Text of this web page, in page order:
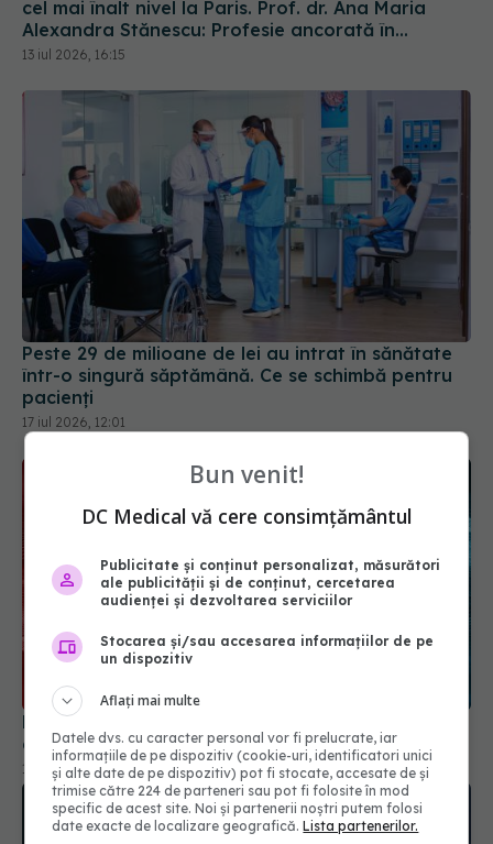
cel mai înalt nivel la Paris. Prof. dr. Ana Maria
Alexandra Stănescu: Profesie ancorată în
comunitate
13 iul 2026, 16:15
Peste 29 de milioane de lei au intrat în sănătate
într-o singură săptămână. Ce se schimbă pentru
pacienți
17 iul 2026, 12:01
Medicii din Cluj au realizat o premieră în tratarea
aritmiilor cardiace
15 iul 2026, 19:37
Bun venit!
DC Medical vă cere consimțământul
Publicitate și conținut personalizat, măsurători
ale publicității și de conținut, cercetarea
audienței și dezvoltarea serviciilor
Stocarea și/sau accesarea informațiilor de pe
un dispozitiv
Aflați mai multe
Datele dvs. cu caracter personal vor fi prelucrate, iar
informațiile de pe dispozitiv (cookie-uri, identificatori unici
și alte date de pe dispozitiv) pot fi stocate, accesate de și
trimise către 224 de parteneri sau pot fi folosite în mod
specific de acest site. Noi și partenerii noștri putem folosi
date exacte de localizare geografică.Lista partenerilor.